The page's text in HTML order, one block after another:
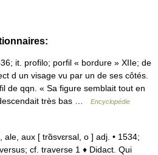
it. profilo; porfil « bordure » XIIe; de
d un visage vu par un de ses côtés.
de qqn. « Sa figure semblait tout en
très bas …
Encyclopédie
aux [ trɑ̃svɛrsal, o ] adj. • 1534;
cf. traverse 1 ♦ Didact. Qui